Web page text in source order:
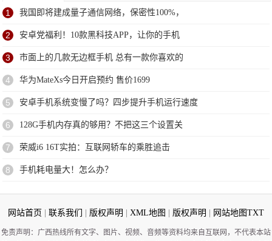
1 我国即将建成量子通信网络，保密性100%，
2 安卓党福利！10款黑科技APP，让你的手机
3 市面上的几款无边框手机 总有一款你喜欢的
4 华为MateXs今日开启预约 售价1699
5 安卓手机系统变慢了吗？四步提升手机运行速度
6 128G手机内存真的够用？不把这三个设置关
7 荣威i6 16T实拍：互联网轿车的乘胜追击
8 手机耗电量大！怎么办？
网站首页 联系我们 版权声明 XML地图 版权声明 网站地图TXT
免责声明：广西热线所有文字、图片、视频、音频等资料均来自互联网，不代表本站